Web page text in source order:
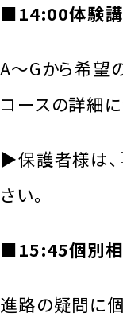
■14:00体験
A～Gから希望
コースの詳細に
▶保護者様は、
さい。
■15:45個別
進路の疑問に